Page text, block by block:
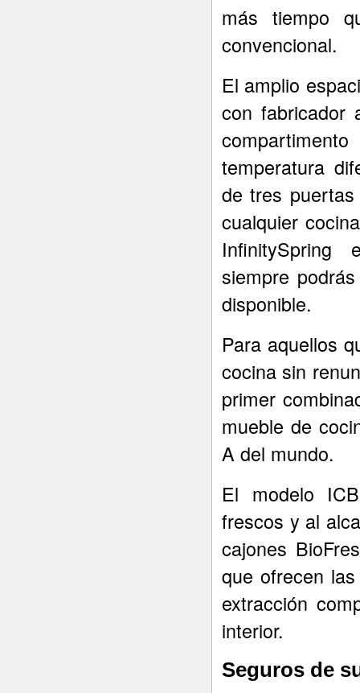
más tiempo
convencional.
El amplio
con fabricador
temperatura
de tres
cualquier
siempre
disponible.
Para aquellos
cocina sin
primer
mueble de
A del mundo.
El modelo
frescos y al
cajones
que ofrecen
extracción
interior.
Seguros de